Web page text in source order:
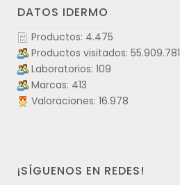
DATOS IDERMO
Productos: 4.475
Productos visitados: 55.909.781
Laboratorios: 109
Marcas: 413
Valoraciones: 16.978
¡SÍGUENOS EN REDES!